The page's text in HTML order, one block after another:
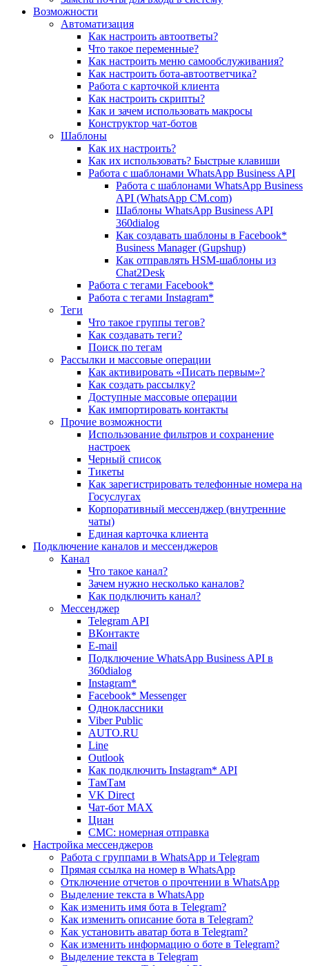
Возможности
Автоматизация
Как настроить автоответы?
Что такое переменные?
Как настроить меню самообслуживания?
Как настроить бота-автоответчика?
Работа с карточкой клиента
Как настроить скрипты?
Как и зачем использовать макросы
Конструктор чат-ботов
Шаблоны
Как их настроить?
Как их использовать? Быстрые клавиши
Работа с шаблонами WhatsApp Business API
Работа с шаблонами WhatsApp Business
API (WhatsApp CM.com)
Шаблоны WhatsApp Business API
360dialog
Как создавать шаблоны в Facebook*
Business Manager (Gupshup)
Как отправлять HSM-шаблоны из
Chat2Desk
Работа с тегами Facebook*
Работа с тегами Instagram*
Теги
Что такое группы тегов?
Как создавать теги?
Поиск по тегам
Рассылки и массовые операции
Как активировать «Писать первым»?
Как создать рассылку?
Доступные массовые операции
Как импортировать контакты
Прочие возможности
Использование фильтров и сохранение
настроек
Черный список
Тикеты
Как зарегистрировать телефонные номера на
Госуслугах
Корпоративный мессенджер (внутренние
чаты)
Единая карточка клиента
Подключение каналов и мессенджеров
Канал
Что такое канал?
Зачем нужно несколько каналов?
Как подключить канал?
Мессенджер
Telegram API
ВКонтакте
E-mail
Подключение WhatsApp Business API в
360dialog
Instagram*
Facebook* Messenger
Одноклассники
Viber Public
AUTO.RU
Line
Outlook
Как подключить Instagram* API
ТамТам
VK Direct
Чат-бот MAX
Циан
СМС: номерная отправка
Настройка мессенджеров
Работа с группами в WhatsApp и Telegram
Прямая ссылка на номер в WhatsApp
Отключение отчетов о прочтении в WhatsApp
Выделение текста в WhatsApp
Как изменить имя бота в Telegram?
Как изменить описание бота в Telegram?
Как установить аватар бота в Telegram?
Как изменить информацию о боте в Telegram?
Выделение текста в Telegram